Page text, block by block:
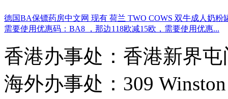
德国BA保镖药房中文网 现有 荷兰 TWO COWS 双牛成人奶
需要使用优惠码：BA8 ，那边118欧减15欧，需要使用优惠...
香港办事处：香港新界
海外办事处：309